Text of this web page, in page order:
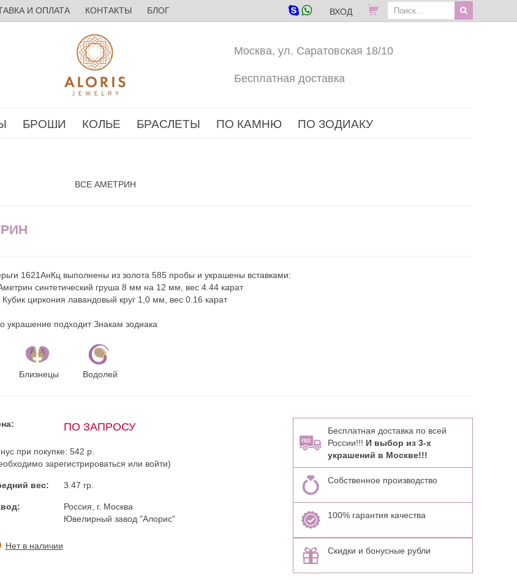
И ОПЛАТА КОНТАКТЫ БЛОГ ВХОД
Москва, ул. Саратовская 18/10
Бесплатная доставка
БРОШИ КОЛЬЕ БРАСЛЕТЫ ПО КАМНЮ ПО ЗОДИАКУ
ВСЕ АМЕТРИН
1621АнКц выполнены из золота 585 пробы и украшены вставками:
синтетический груша 8 мм на 12 мм, вес 4.44 карат
Кубик циркония лавандовый круг 1,0 мм, вес 0.16 карат
украшение подходит Знакам зодиака
Близнецы Водолей
ПО ЗАПРОСУ
при покупке: 542 р.
зарегистрироваться или войти)
вес: 3.47 гр.
Россия, г. Москва
Ювелирный завод "Алорис"
Нет в наличии
Бесплатная доставка по всей
России!!! И выбор из 3-х
украшений в Москве!!!
Собственное производство
100% гарантия качества
Скидки и бонусные рубли